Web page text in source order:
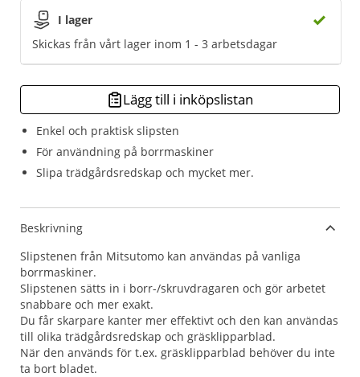
Enkel och praktisk slipsten
För användning på borrmaskiner
Slipa trädgårdsredskap och mycket mer.
I lager
Skickas från vårt lager inom 1 - 3 arbetsdagar
Lägg till i inköpslistan
Beskrivning
Slipstenen från Mitsutomo kan användas på vanliga
borrmaskiner.
Slipstenen sätts in i borr-/skruvdragaren och gör arbetet
snabbare och mer exakt.
Du får skarpare kanter mer effektivt och den kan användas
till olika trädgårdsredskap och gräsklipparblad.
När den används för t.ex. gräsklipparblad behöver du inte
ta bort bladet.